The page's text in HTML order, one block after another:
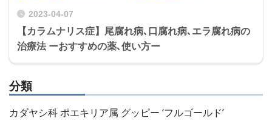
2023-04-07
【カラムナリス症】尾腐れ病､口腐れ病､エラ腐れ病の
治療法 ーおすすめの薬､使い方ー
分類
カダヤシ科 ポエキリア属 グッピー ‘フルゴールド’